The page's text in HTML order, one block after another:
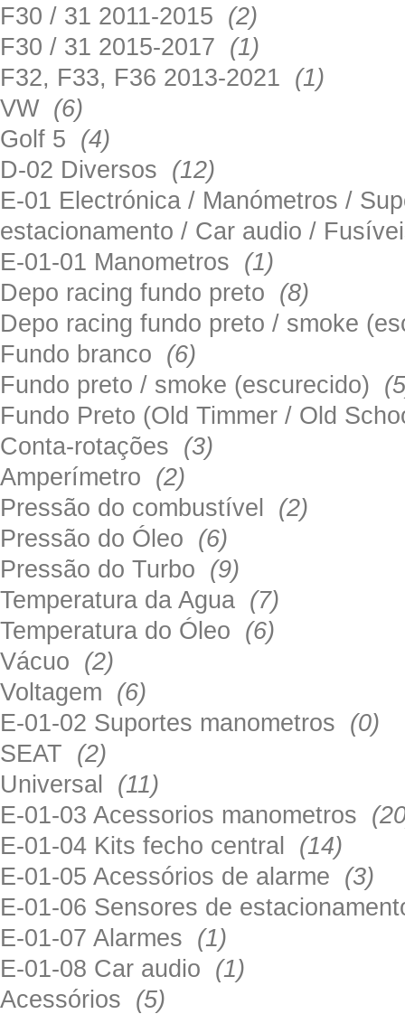
F30 / 31 2011-2015 (2)
F30 / 31 2015-2017 (1)
F32, F33, F36 2013-2021 (1)
VW (6)
Golf 5 (4)
D-02 Diversos (12)
E-01 Electrónica / Manómetros /
estacionamento / Car audio /
E-01-01 Manometros (1)
Depo racing fundo preto (8)
Depo racing fundo preto / smoke
Fundo branco (6)
Fundo preto / smoke (escurecido)
Fundo Preto (Old Timmer / Old
Conta-rotações (3)
Amperímetro (2)
Pressão do combustível (2)
Pressão do Óleo (6)
Pressão do Turbo (9)
Temperatura da Agua (7)
Temperatura do Óleo (6)
Vácuo (2)
Voltagem (6)
E-01-02 Suportes manometros (0)
SEAT (2)
Universal (11)
E-01-03 Acessorios manometros
E-01-04 Kits fecho central (14)
E-01-05 Acessórios de alarme (3)
E-01-06 Sensores de
E-01-07 Alarmes (1)
E-01-08 Car audio (1)
Acessórios (5)